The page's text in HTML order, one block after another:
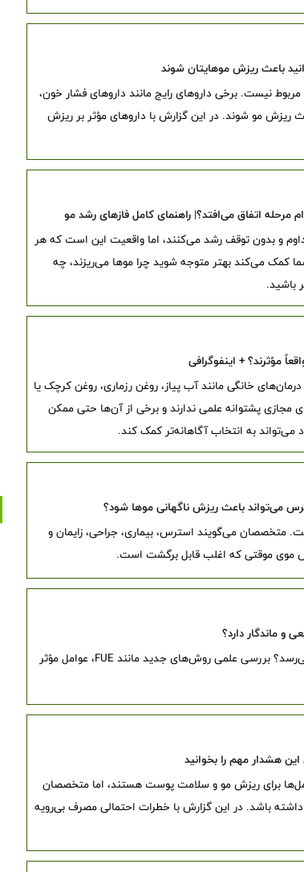
باعث ریزش موهایتان شوند
نیست. برخی داروهای رایج مانند داروهای فشار خون،
ریزش مو شوند. در این گزارش با داروهای مؤثر بر ریزش
اتفاق می‌افتد؟| راهنمای کامل فازهای رشد مو
و بدون توقف رشد می‌کنند، اما واقعیت این است که هر
کمک می‌کند بهتر متوجه شوید چرا موها می‌ریزند، چه
باشید.
مؤثرند؟ + اینفوگرافی
خانگی مانند آب پیاز، روغن رزماری، روغن کرچک یا
پشتوانه علمی ندارند و برخی از آن‌ها حتی ممکن
به انتخاب آگاهانه‌تر کمک کند.
می‌تواند باعث ریزش ناگهانی موها شود؟
متخصصان می‌گویند استرس، بیماری، جراحی، زایمان و
موی موقتی که اغلب قابل برگشت است.
و ماندگار دارد؟
کاشت مو در زنان تا چه حد طبیعی به نظر می‌رسد؟ بررسی علمی روش‌های جدید مانند FUE، عوامل مؤثر
هشدار مهم را بخوانید
برای ریزش مو و سلامت پوست هستند، اما متخصصان
باشد. در این گزارش با خطرات احتمالی مصرف بی‌رویه